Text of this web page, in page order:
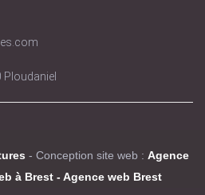
Ploudaniel
- Conception site web : Agence
à Brest - Agence web Brest